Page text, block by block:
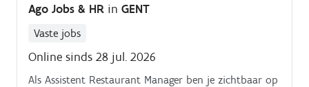
Ago Jobs & HR in GENT
Vaste jobs
Online sinds 28 jul. 2026
Als Assistent Restaurant Manager ben je zichtbaar op